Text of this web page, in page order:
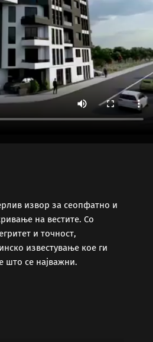
извор за сеопфатно и
на вестите. Со
и точност,
известување кое ги
што се најважни.